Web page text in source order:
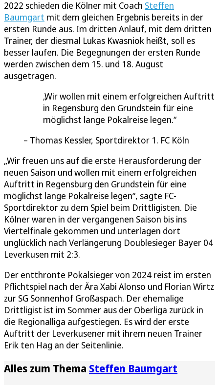
2022 schieden die Kölner mit Coach Steffen
Baumgart mit dem gleichen Ergebnis bereits in der
ersten Runde aus. Im dritten Anlauf, mit dem dritten
Trainer, der diesmal Lukas Kwasniok heißt, soll es
besser laufen. Die Begegnungen der ersten Runde
werden zwischen dem 15. und 18. August
ausgetragen.
Wir wollen mit einem erfolgreichen Auftritt
in Regensburg den Grundstein für eine
möglichst lange Pokalreise legen.
Thomas Kessler, Sportdirektor 1. FC Köln
„Wir freuen uns auf die erste Herausforderung der
neuen Saison und wollen mit einem erfolgreichen
Auftritt in Regensburg den Grundstein für eine
möglichst lange Pokalreise legen“, sagte FC-
Sportdirektor zu dem Spiel beim Drittligisten. Die
Kölner waren in der vergangenen Saison bis ins
Viertelfinale gekommen und unterlagen dort
unglücklich nach Verlängerung Doublesieger Bayer 04
Leverkusen mit 2:3.
Der entthronte Pokalsieger von 2024 reist im ersten
Pflichtspiel nach der Ära Xabi Alonso und Florian Wirtz
zur SG Sonnenhof Großaspach. Der ehemalige
Drittligist ist im Sommer aus der Oberliga zurück in
die Regionalliga aufgestiegen. Es wird der erste
Auftritt der Leverkusener mit ihrem neuen Trainer
Erik ten Hag an der Seitenlinie.
Alles zum Thema Steffen Baumgart